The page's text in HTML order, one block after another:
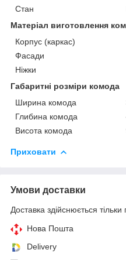
Стан
Матеріал виготовлення
Корпус (каркас)
Фасади
Ніжки
Габаритні розміри комода
Ширина комода
Глибина комода
Висота комода
Приховати
Умови доставки
Доставка здійснюється тільки
Нова Пошта
Delivery